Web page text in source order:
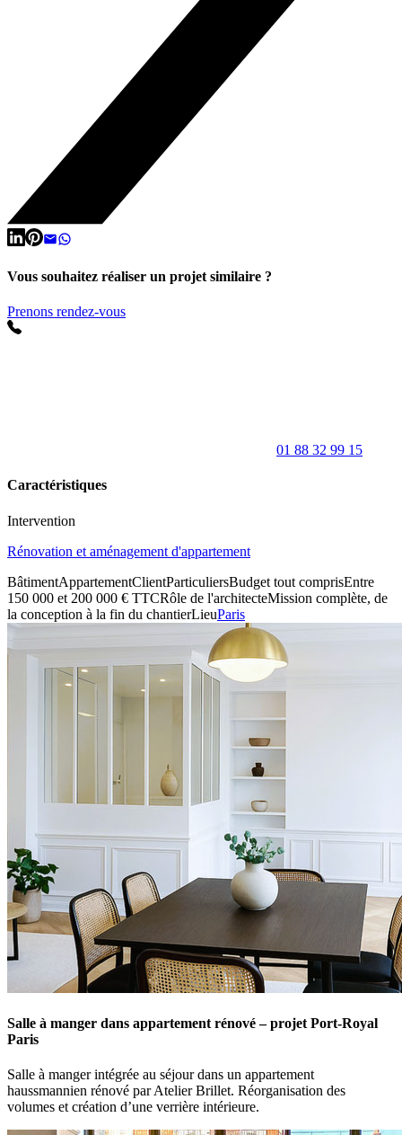
Vous souhaitez réaliser un projet similaire ?
Prenons rendez-vous
01 88 32 99 15
Caractéristiques
Intervention
Rénovation et aménagement d'appartement
BâtimentAppartementClientParticuliersBudget tout comprisEntre
150 000 et 200 000 € TTCRôle de l'architecteMission complète, de
la conception à la fin du chantierLieuParis
Salle à manger dans appartement rénové – projet Port-Royal
Paris
Salle à manger intégrée au séjour dans un appartement
haussmannien rénové par Atelier Brillet. Réorganisation des
volumes et création d’une verrière intérieure.